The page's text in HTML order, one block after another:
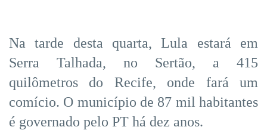
Na tarde desta quarta, Lula estará em
Serra Talhada, no Sertão, a 415
quilômetros do Recife, onde fará um
comício. O município de 87 mil habitantes
é governado pelo PT há dez anos.